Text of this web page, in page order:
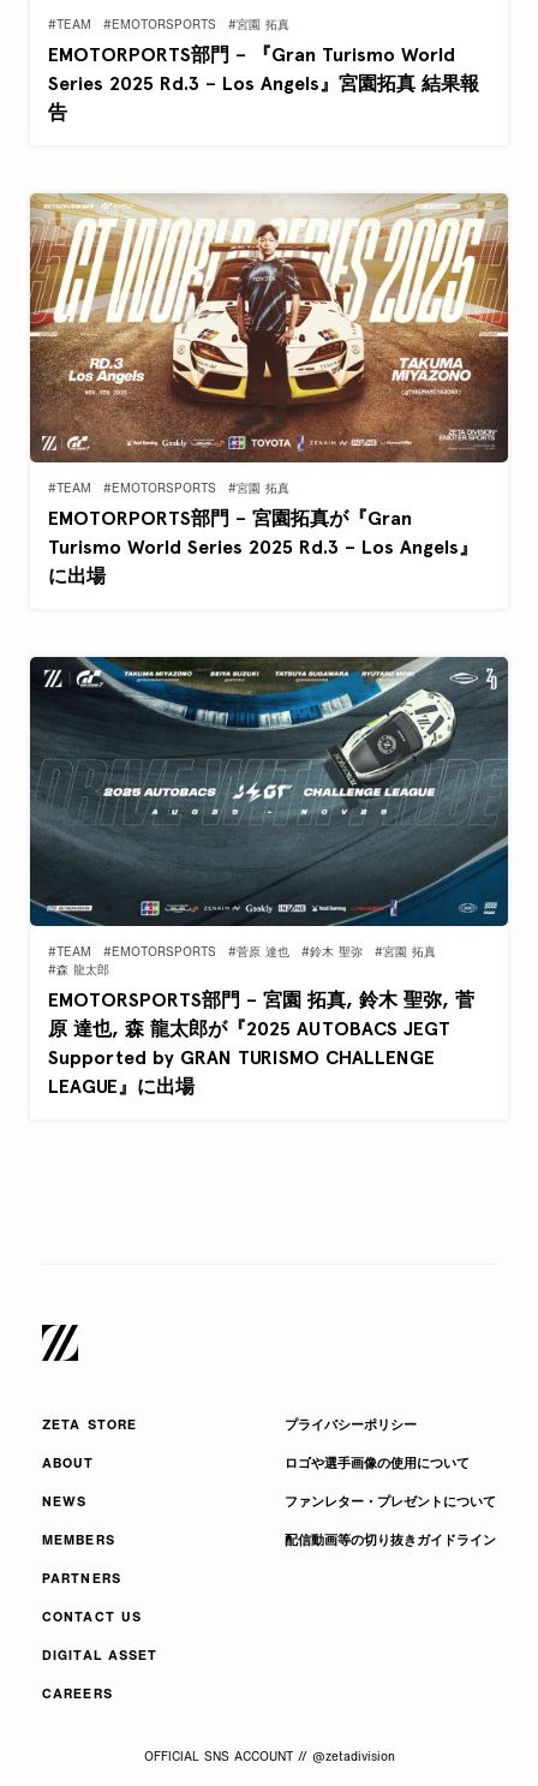
#TEAM #EMOTORSPORTS #宮園 拓真
EMOTORPORTS部門 – 『Gran Turismo World
Series 2025 Rd.3 – Los Angels』宮園拓真 結果報
告
#TEAM #EMOTORSPORTS #宮園 拓真
EMOTORPORTS部門 – 宮園拓真が『Gran
Turismo World Series 2025 Rd.3 – Los Angels』
に出場
#TEAM #EMOTORSPORTS #菅原 達也 #鈴木 聖弥
#宮園 拓真
#森 龍太郎
EMOTORSPORTS部門 – 宮園 拓真, 鈴木 聖弥, 菅
原 達也, 森 龍太郎が『2025 AUTOBACS JEGT
Supported by GRAN TURISMO CHALLENGE
LEAGUE』に出場
ZETA STORE
ABOUT
NEWS
MEMBERS
PARTNERS
CONTACT US
DIGITAL ASSET
CAREERS
プライバシーポリシー
ロゴや選手画像の使用について
ファンレター・プレゼントについて
配信動画等の切り抜きガイドライン
OFFICIAL SNS ACCOUNT // @zetadivision